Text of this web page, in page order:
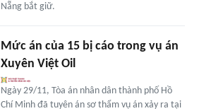
Nẵng bắt giữ.
Mức án của 15 bị cáo trong vụ án
Xuyên Việt Oil
Ngày 29/11, Tòa án nhân dân thành phố Hồ
Chí Minh đã tuyên án sơ thẩm vụ án xảy ra tại